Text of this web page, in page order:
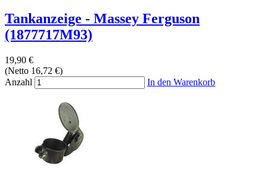
Tankanzeige - Massey Ferguson
(1877717M93)
19,90 €
(Netto 16,72 €)
Anzahl
In den Warenkorb